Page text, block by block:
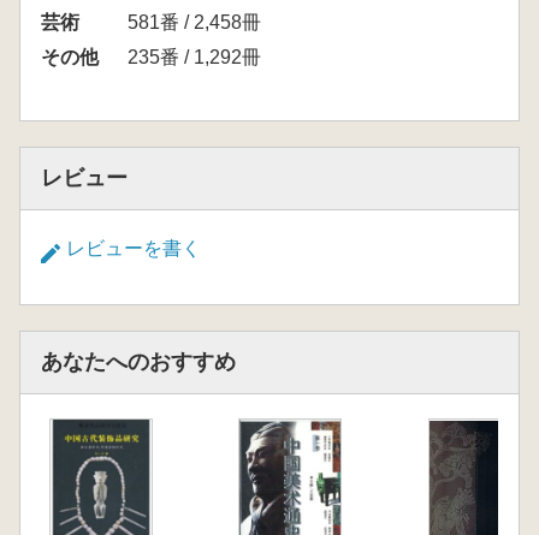
けることができます。
芸術
581番 / 2,458冊
その他
235番 / 1,292冊
レビュー
レビューを書く
あなたへのおすすめ